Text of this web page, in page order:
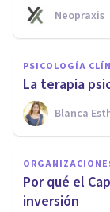
Neopraxis
PSICOLOGÍA
La terapia
Blanca
Por qué el
inversión